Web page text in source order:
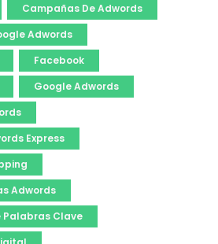
Campañas De Adwords
Adwords
Facebook
Google Adwords
Express
Adwords
Palabras Clave